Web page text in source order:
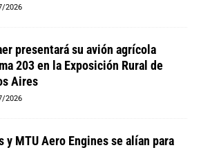
2026
presentará su avión agrícola
203 en la Exposición Rural de
Aires
2026
y MTU Aero Engines se alían para